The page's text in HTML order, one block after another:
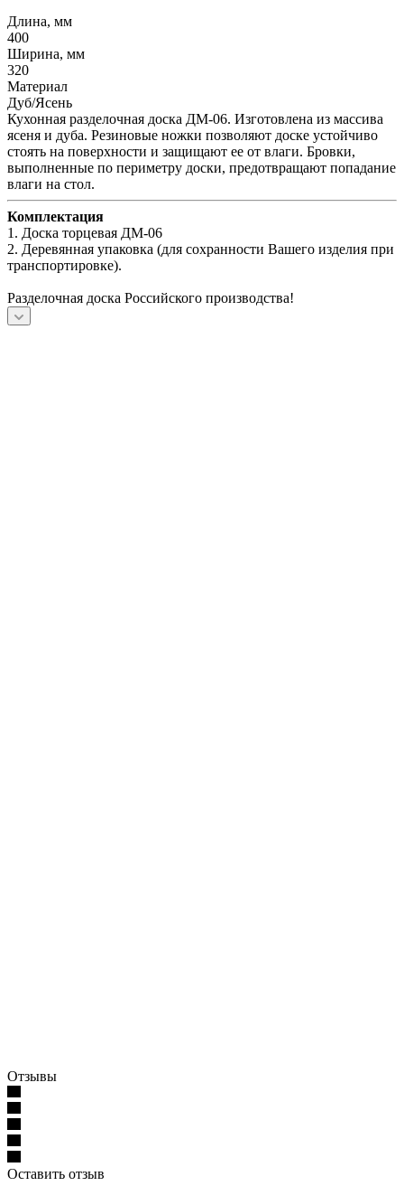
Длина, мм
400
Ширина, мм
320
Материал
Дуб/Ясень
Кухонная разделочная доска ДМ-06. Изготовлена из массива
ясеня и дуба. Резиновые ножки позволяют доске устойчиво
стоять на поверхности и защищают ее от влаги. Бровки,
выполненные по периметру доски, предотвращают попадание
влаги на стол.
Комплектация
1. Доска торцевая ДМ-06
2. Деревянная упаковка (для сохранности Вашего изделия при
транспортировке).
Разделочная доска Российского производства!
Отзывы
Оставить отзыв